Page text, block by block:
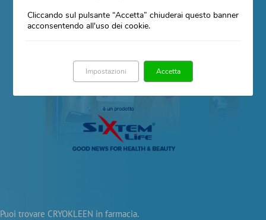
Puoi trovare CRYOKLEEN in farmacia.
Cliccando sul pulsante “Accetta” chiuderai questo banner
acconsentendo all'uso dei cookie.
Accetta
Impostazioni